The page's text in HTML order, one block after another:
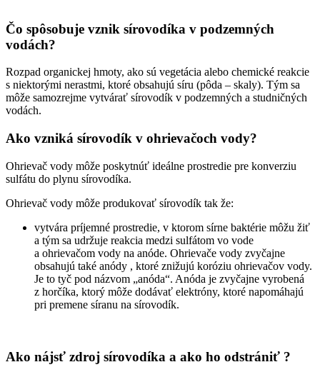
Čo spôsobuje vznik sírovodíka v podzemných
vodách?
Rozpad organickej hmoty, ako sú vegetácia alebo chemické reakcie
s niektorými nerastmi, ktoré obsahujú síru (pôda – skaly). Tým sa
môže samozrejme vytvárať sírovodík v podzemných a studničných
vodách.
Ako vzniká sírovodík v ohrievačoch vody?
Ohrievač vody môže poskytnúť ideálne prostredie pre konverziu
sulfátu do plynu sírovodíka.
Ohrievač vody môže produkovať sírovodík tak že:
vytvára príjemné prostredie, v ktorom sírne baktérie môžu žiť
a tým sa udržuje reakcia medzi sulfátom vo vode
a ohrievačom vody na anóde. Ohrievače vody zvyčajne
obsahujú také anódy , ktoré znižujú koróziu ohrievačov vody.
Je to tyč pod názvom „anóda“. Anóda je zvyčajne vyrobená
z horčíka, ktorý môže dodávať elektróny, ktoré napomáhajú
pri premene síranu na sírovodík.
Ako nájsť zdroj sírovodíka a ako ho odstrániť ?